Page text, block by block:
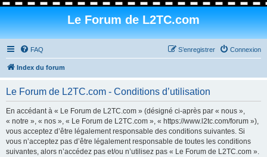
Le Forum de L2TC.com
FAQ Connexion
S’enregistrer
Index du forum
Le Forum de L2TC.com - Conditions d’utilisation
En accédant à « Le Forum de L2TC.com » (désigné ci-après par « nous »,
« notre », « nos », « Le Forum de L2TC.com », « https://www.l2tc.com/forum »),
vous acceptez d’être légalement responsable des conditions suivantes. Si
vous n’acceptez pas d’être légalement responsable de toutes les conditions
suivantes, alors n’accédez pas et/ou n’utilisez pas « Le Forum de L2TC.com ».